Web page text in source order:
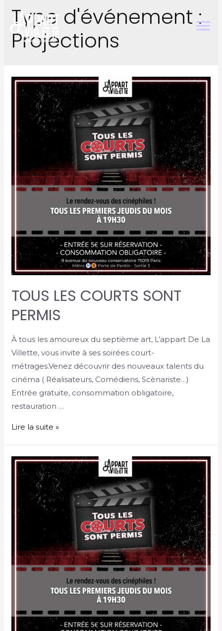
Type d'événement :
Projections
TOUS LES COURTS SONT
PERMIS
À tous les amoureux du septième art, L’appart De La
Villette, vous invite à ses soirées court-
métrages.Venez découvrir des nouveaux talents du
cinéma ( Réalisateurs, Comédiens, Scènariste…)
Entrée gratuite, consommation obligatoire,
restauration …
Lire la suite »